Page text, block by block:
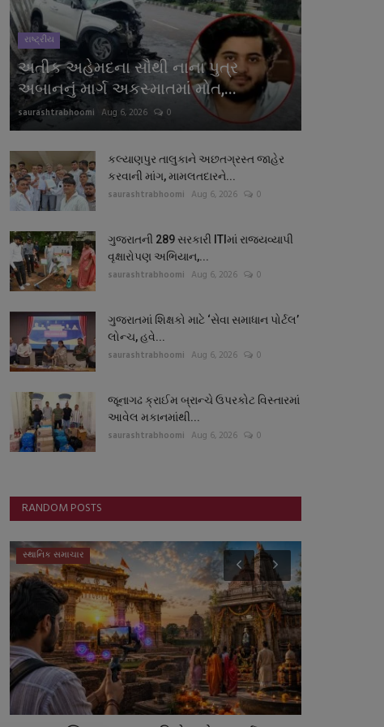
રાષ્ટ્રીય
અતીક અહેમદના સૌથી નાના પુત્ર
અબાનનું માર્ગ અકસ્માતમાં મોત,...
saurashtrabhoomi Aug 6, 2026 0
કલ્યાણપુર તાલુકાને અછતગ્રસ્ત જાહેર
કરવાની માંગ, મામલતદારને...
saurashtrabhoomi Aug 6, 2026 0
ગુજરાતની 289 સરકારી ITIમાં રાજ્યવ્યાપી
વૃક્ષારોપણ અભિયાન,...
saurashtrabhoomi Aug 6, 2026 0
ગુજરાતમાં શિક્ષકો માટે ‘સેવા સમાધાન પોર્ટલ’
લોન્ચ, હવે...
saurashtrabhoomi Aug 6, 2026 0
જૂનાગઢ ક્રાઈમ બ્રાન્ચે ઉપરકોટ વિસ્તારમાં
આવેલ મકાનમાંથી...
saurashtrabhoomi Aug 6, 2026 0
RANDOM POSTS
સ્થાનિક સમાચાર